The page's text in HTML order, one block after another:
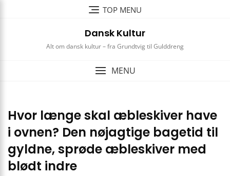
TOP MENU
Dansk Kultur
Alt om dansk kultur – fra Grundtvig til Gulddreng
MENU
Hvor længe skal æbleskiver have
i ovnen? Den nøjagtige bagetid til
gyldne, sprøde æbleskiver med
blødt indre